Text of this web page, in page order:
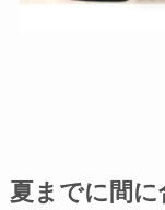
夏までに間